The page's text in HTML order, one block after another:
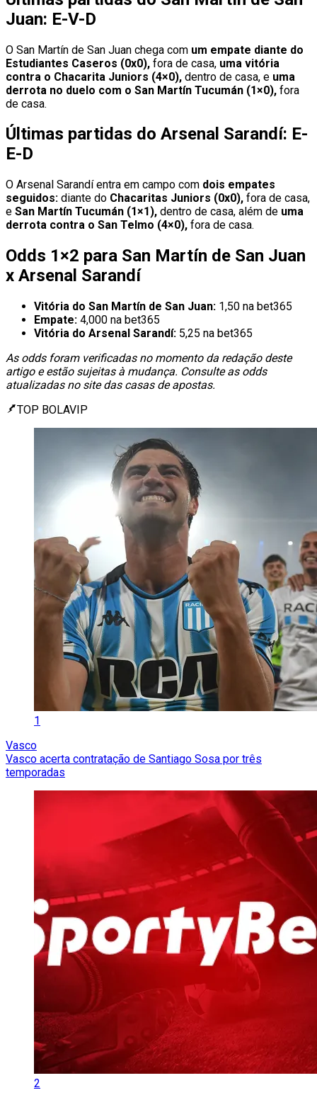
Juan: E-V-D
O San Martín de San Juan chega com um empate diante do
Estudiantes Caseros (0x0), fora de casa, uma vitória
contra o Chacarita Juniors (4×0), dentro de casa, e uma
derrota no duelo com o San Martín Tucumán (1×0), fora
de casa.
Últimas partidas do Arsenal Sarandí: E-
E-D
O Arsenal Sarandí entra em campo com dois empates
seguidos: diante do Chacaritas Juniors (0x0), fora de casa,
e San Martín Tucumán (1×1), dentro de casa, além de uma
derrota contra o San Telmo (4×0), fora de casa.
Odds 1×2 para San Martín de San Juan
x Arsenal Sarandí
Vitória do San Martín de San Juan: 1,50 na bet365
Empate: 4,000 na bet365
Vitória do Arsenal Sarandí: 5,25 na bet365
As odds foram verificadas no momento da redação deste
artigo e estão sujeitas à mudança. Consulte as odds
atualizadas no site das casas de apostas.
TOP BOLAVIP
1
Vasco
Vasco acerta contratação de Santiago Sosa por três
temporadas
2